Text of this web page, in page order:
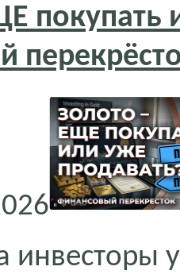
инвесторы